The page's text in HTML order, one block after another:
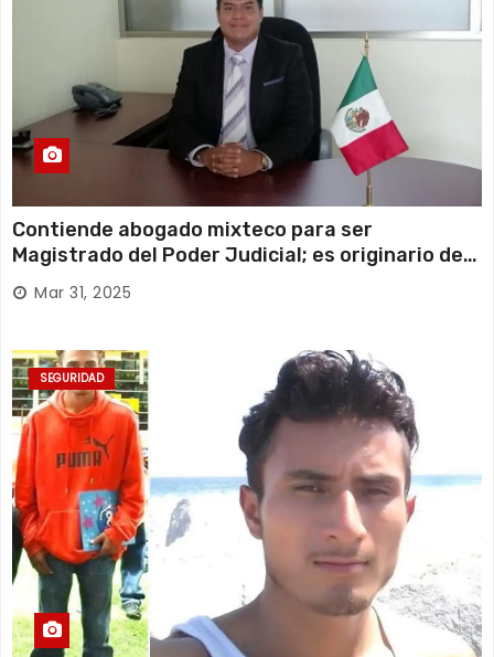
Contiende abogado mixteco para ser
Magistrado del Poder Judicial; es originario de
Huajuapan de León
Mar 31, 2025
SEGURIDAD